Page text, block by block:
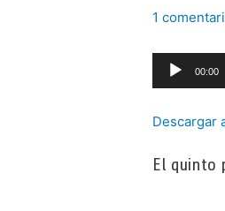
1
Reproductor
de
00:00
Descargar
El quinto